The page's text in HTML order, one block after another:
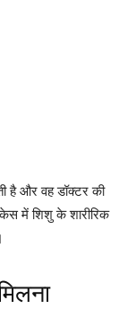
है और वह डॉक्टर की
में शिशु के शारीरिक